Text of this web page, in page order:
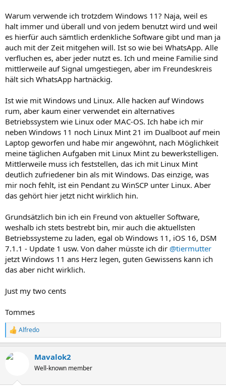
Warum verwende ich trotzdem Windows 11? Naja, weil es
halt immer und überall und von jedem benutzt wird und weil
es hierfür auch sämtlich erdenkliche Software gibt und man ja
auch mit der Zeit mitgehen will. Ist so wie bei WhatsApp. Alle
verfluchen es, aber jeder nutzt es. Ich und meine Familie sind
mittlerweile auf Signal umgestiegen, aber im Freundeskreis
hält sich WhatsApp hartnäckig.
Ist wie mit Windows und Linux. Alle hacken auf Windows
rum, aber kaum einer verwendet ein alternatives
Betriebssystem wie Linux oder MAC-OS. Ich habe ich mir
neben Windows 11 noch Linux Mint 21 im Dualboot auf mein
Laptop geworfen und habe mir angewöhnt, nach Möglichkeit
meine täglichen Aufgaben mit Linux Mint zu bewerkstelligen.
Mittlerweile muss ich feststellen, das ich mit Linux Mint
deutlich zufriedener bin als mit Windows. Das einzige, was
mir noch fehlt, ist ein Pendant zu WinSCP unter Linux. Aber
das gehört hier jetzt nicht wirklich hin.
Grundsätzlich bin ich ein Freund von aktueller Software,
weshalb ich stets bestrebt bin, mir auch die aktuellsten
Betriebssysteme zu laden, egal ob Windows 11, iOS 16, DSM
7.1.1 - Update 1 usw. Von daher müsste ich dir @tiermutter
jetzt Windows 11 ans Herz legen, guten Gewissens kann ich
das aber nicht wirklich.
Just my two cents
Tommes
R
e
k
Alfredo
Mavalok2
Well-known member